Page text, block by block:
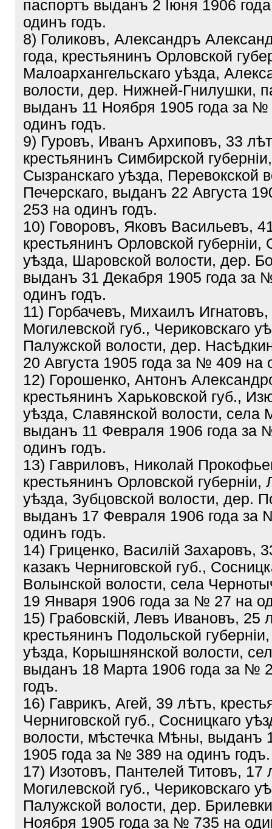
паспортъ выданъ 2 Іюня 1906
одинъ годъ.
8) Голиковъ, Александръ
года, крестьянинъ Орловской
Малоархангельскаго уѣзда,
волости, дер. Нижней-Гнилушки,
выданъ 11 Ноября 1905 года за №
одинъ годъ.
9) Гуровъ, Иванъ Архиповъ, 33
крестьянинъ Симбирской губерніи,
Сызранскаго уѣзда, Перевокской
Печерскаго, выданъ 22 Августа
253 на одинъ годъ.
10) Говоровъ, Яковъ Васильевъ,
крестьянинъ Орловской губерніи,
уѣзда, Шаровской волости, дер.
выданъ 31 Декабря 1905 года за
одинъ годъ.
11) Горбачевъ, Михаилъ
Могилевской губ., Чериковскаго
Палужской волости, дер.
20 Августа 1905 года за № 409 на
12) Горошенко, Антонъ
крестьянинъ Харьковской губ.,
уѣзда, Славянской волости, села
выданъ 11 Февраля 1906 года за
одинъ годъ.
13) Гавриловъ, Николай
крестьянинъ Орловской губерніи,
уѣзда, Зубцовской волости, дер.
выданъ 17 Февраля 1906 года за
одинъ годъ.
14) Гриценко, Василій Захаровъ,
казакъ Черниговской губ.,
Волынской волости, села
19 Января 1906 года за № 27 на
15) Грабовскій, Левъ Ивановъ, 25
крестьянинъ Подольской
уѣзда, Корышнянской волости,
выданъ 18 Марта 1906 года за №
годъ.
16) Гаврикъ, Агей, 39 лѣтъ,
Черниговской губ., Сосницкаго
волости, мѣстечка Мѣны, выданъ
1905 года за № 389 на одинъ годъ.
17) Изотовъ, Пантелей Титовъ, 17
Могилевской губ., Чериковскаго
Палужской волости, дер.
Ноября 1905 года за № 735 на